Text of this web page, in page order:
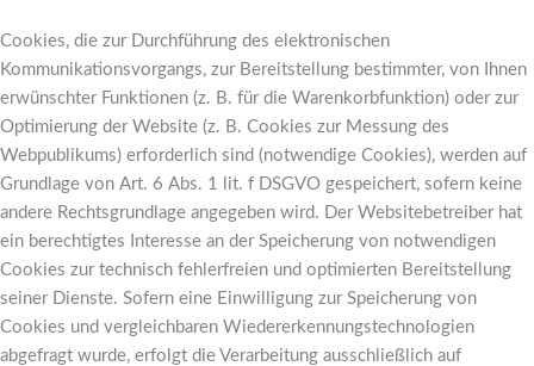
Cookies, die zur Durchführung des elektronischen
Kommunikationsvorgangs, zur Bereitstellung bestimmter, von Ihnen
erwünschter Funktionen (z. B. für die Warenkorbfunktion) oder zur
Optimierung der Website (z. B. Cookies zur Messung des
Webpublikums) erforderlich sind (notwendige Cookies), werden auf
Grundlage von Art. 6 Abs. 1 lit. f DSGVO gespeichert, sofern keine
andere Rechtsgrundlage angegeben wird. Der Websitebetreiber hat
ein berechtigtes Interesse an der Speicherung von notwendigen
Cookies zur technisch fehlerfreien und optimierten Bereitstellung
seiner Dienste. Sofern eine Einwilligung zur Speicherung von
Cookies und vergleichbaren Wiedererkennungstechnologien
abgefragt wurde, erfolgt die Verarbeitung ausschließlich auf